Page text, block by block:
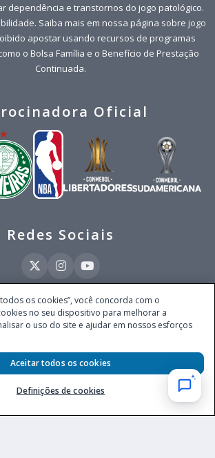
dependência e transtornos do jogo patológico.
Saiba mais em nossa página sobre jogo
apostar usando recursos de programas
o Bolsa Família e o Benefício de Prestação
Continuada.
Oficial
Redes Sociais
Brasil LTDA (CNPJ 52.868.380/0001-84), com
Faria Lima, nº 4.055, 3º andar, Itaim Bibi, no
Estado de São Paulo, CEP 04538-133, Brasil - empresa
Apostas do Ministério da Fazenda, conforme Portaria nº
publicada no DOU em 11.2.2025.
os cookies”, você concorda com o
no seu dispositivo para melhorar a
o uso do site e ajudar em nossos esforços
Definições de cookies
Aceitar todos os cookies